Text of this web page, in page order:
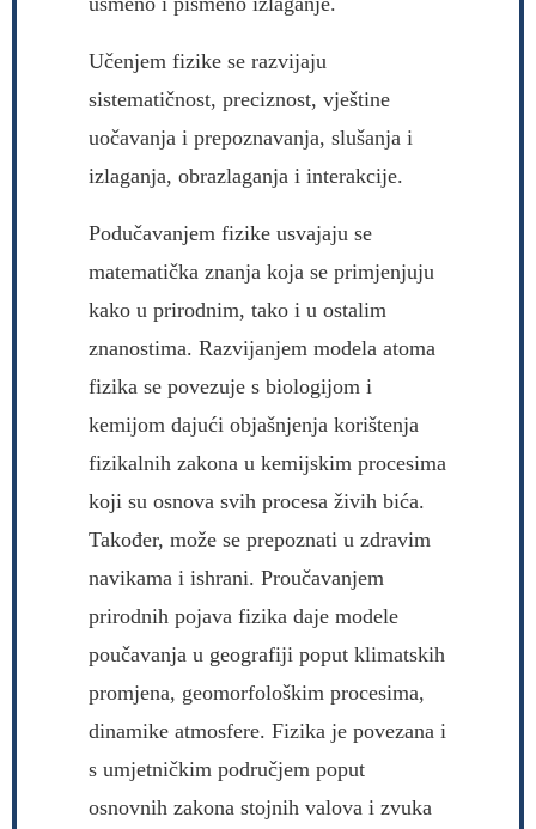
Učenjem fizike se razvijaju
sistematičnost, preciznost, vještine
uočavanja i prepoznavanja, slušanja i
izlaganja, obrazlaganja i interakcije.
Podučavanjem fizike usvajaju se
matematička znanja koja se primjenjuju
kako u prirodnim, tako i u ostalim
znanostima. Razvijanjem modela atoma
fizika se povezuje s biologijom i
kemijom dajući objašnjenja korištenja
fizikalnih zakona u kemijskim procesima
koji su osnova svih procesa živih bića.
Također, može se prepoznati u zdravim
navikama i ishrani. Proučavanjem
prirodnih pojava fizika daje modele
poučavanja u geografiji poput klimatskih
promjena, geomorfološkim procesima,
dinamike atmosfere. Fizika je povezana i
s umjetničkim područjem poput
osnovnih zakona stojnih valova i zvuka